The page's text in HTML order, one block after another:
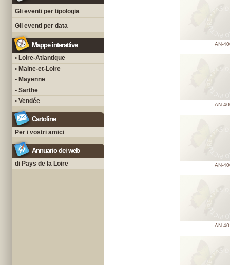
Gli eventi per tipologia
Gli eventi per data
Mappe interattive
• Loire-Atlantique
• Maine-et-Loire
• Mayenne
• Sarthe
• Vendée
Cartoline
Per i vostri amici
Annuario dei web
di Pays de la Loire
AN-
AN-
AN-
AN-